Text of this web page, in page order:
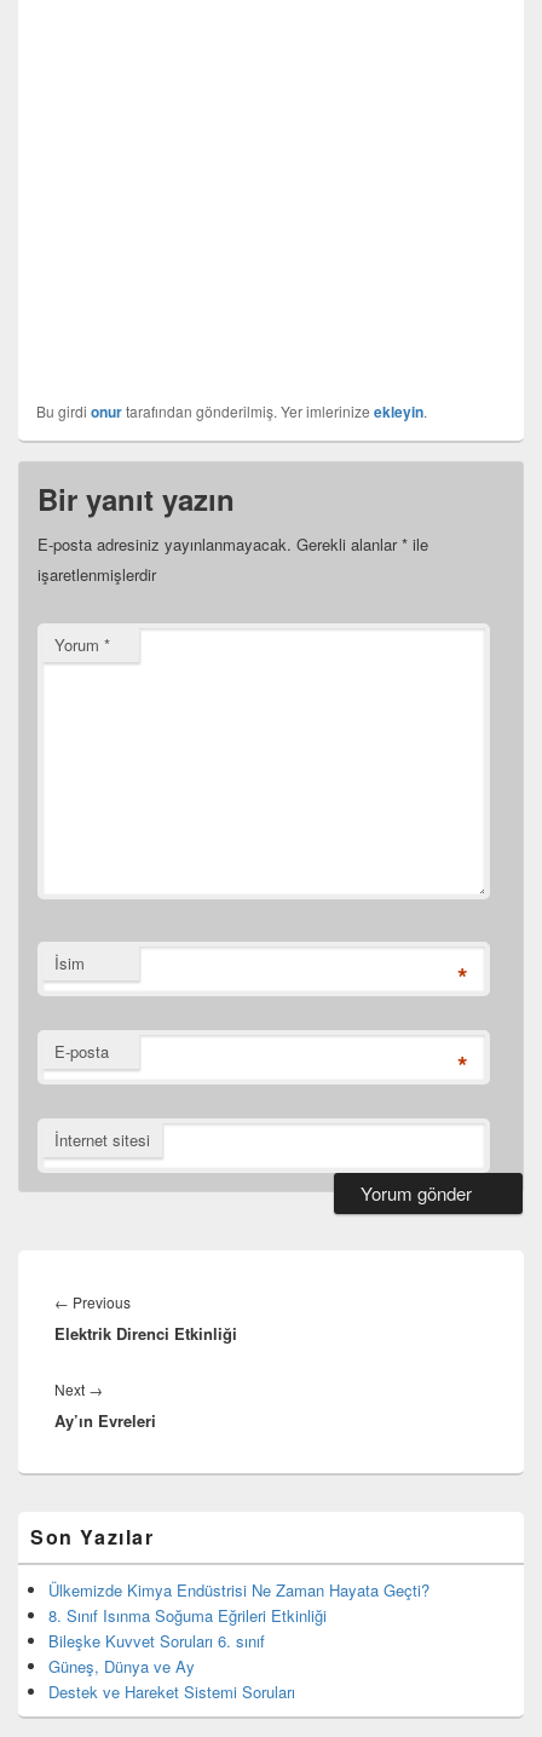
Bu girdi onurtarafından gönderilmiş. Yer imlerinize ekleyin.
Bir yanıt yazın
E-posta adresiniz yayınlanmayacak. Gerekli alanlar* ile
işaretlenmişlerdir
Yorum *
İsim *
E-posta *
İnternet sitesi
gezinmesi
← PreviousPrevious
post:
Elektrik Direnci Etkinliği
Next →
post:
Ay’ın Evreleri
yan
bar
eklenti
bölgesi
Son Yazılar
Ülkemizde Kimya Endüstrisi Ne Zaman Hayata Geçti?
8. Sınıf Isınma Soğuma Eğrileri Etkinliği
Bileşke Kuvvet Soruları 6. sınıf
Güneş, Dünya ve Ay
Destek ve Hareket Sistemi Soruları